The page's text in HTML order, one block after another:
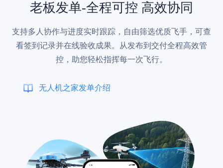
老板发单-全程可控 高效协同
支持多人协作与进度实时跟踪，自由筛选优质飞手，可查
看签到记录并在线验收成果。从发布到交付全程高效管
控，助您轻松指挥每一次飞行。
无人机之家发单介绍